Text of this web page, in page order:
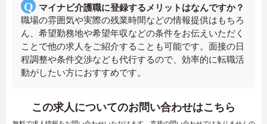
マイナビ介護職に登録するメリットはなんですか？
職場の雰囲気や実際の残業時間などの情報提供はもちろ
ん、希望勤務地や希望年収などの条件をお伝えいただく
ことで他の求人をご紹介することも可能です。面接の日
程調整や条件交渉なども代行するので、効率的に転職活
動がしたい方におすすめです。
この求人についてのお問い合わせはこちら